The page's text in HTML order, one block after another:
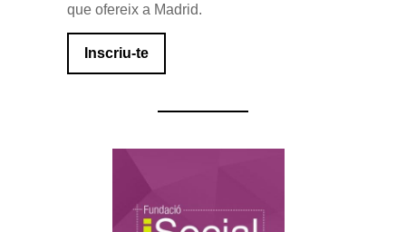
que ofereix a Madrid.
Inscriu-te